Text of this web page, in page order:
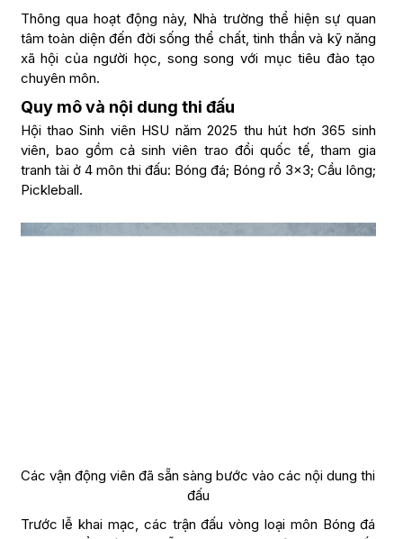
Thông qua hoạt động này, Nhà trường thể hiện sự quan
tâm toàn diện đến đời sống thể chất, tinh thần và kỹ năng
xã hội của người học, song song với mục tiêu đào tạo
chuyên môn.
Quy mô và nội dung thi đấu
Hội thao Sinh viên HSU năm 2025 thu hút hơn 365 sinh
viên, bao gồm cả sinh viên trao đổi quốc tế, tham gia
tranh tài ở 4 môn thi đấu: Bóng đá; Bóng rổ 3×3; Cầu lông;
Pickleball.
Các vận động viên đã sẵn sàng bước vào các nội dung thi
đấu
Trước lễ khai mạc, các trận đấu vòng loại môn Bóng đá